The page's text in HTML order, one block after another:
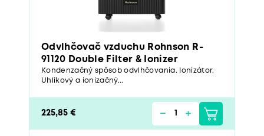
Odvlhčovač vzduchu Rohnson R-
91120 Double Filter & Ionizer
Kondenzačný spôsob odvlhčovania. Ionizátor.
Uhlíkový a ionizačný...
225,85 €